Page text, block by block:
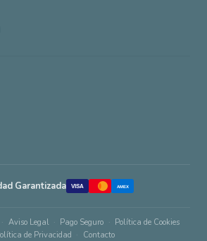
Garantizada VISA AMEX
Aviso Legal Pago Seguro
Política de Cookies
de Privacidad
Contacto